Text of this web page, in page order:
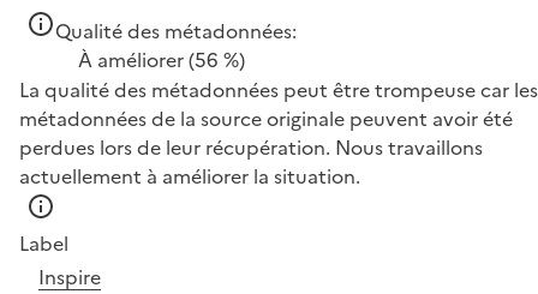
Qualité des métadonnées:
À améliorer(56 %)
La qualité des métadonnées peut être trompeuse car les
métadonnées de la source originale peuvent avoir été
perdues lors de leur récupération. Nous travaillons
actuellement à améliorer la situation.
Label
Inspire